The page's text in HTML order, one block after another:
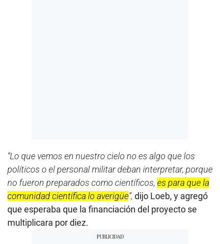
“Lo que vemos en nuestro cielo no es algo que los
políticos o el personal militar deban interpretar, porque
no fueron preparados como científicos, es para que la
comunidad científica lo averigüe”, dijo Loeb, y agregó
que esperaba que la financiación del proyecto se
multiplicara por diez.